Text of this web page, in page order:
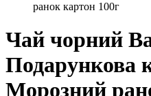
ранок картон 100г
Чай чорний
Подарункова
Морозний